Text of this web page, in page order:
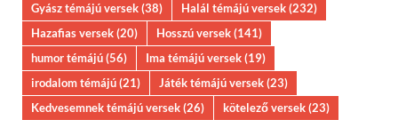
Gyász témájú versek(38) Halál témájú versek(232)
Hazafias versek(20) Hosszú versek(141)
humor témájú(56) Ima témájú versek(19)
irodalom témájú(21) Játék témájú versek(23)
Kedvesemnek témájú versek(26) kötelező versek(23)